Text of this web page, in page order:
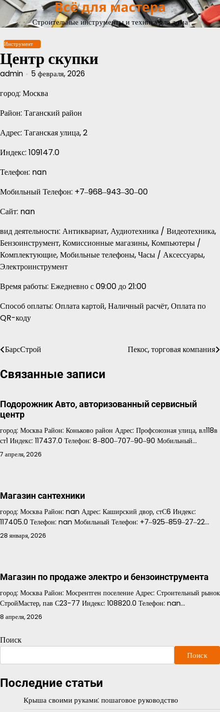
Перейти
содержимому
Всё для мастера
Строительные инструменты и техника для дома
Инструмент
Центр скупки
admin 5 февраля, 2026
город: Москва
Район: Таганский район
Адрес: Таганская улица, 2
Индекс: 109147.0
Телефон: nan
Мобильный Телефон: +7‒968‒943‒30‒00
Сайт: nan
вид деятельности: Антиквариат, Аудиотехника / Видеотехника,
Бензоинструмент, Комиссионные магазины, Компьютеры /
Комплектующие, Мобильные телефоны, Часы / Аксессуары,
Электроинструмент
Время работы: Ежедневно с 09:00 до 21:00
Способ оплаты: Оплата картой, Наличный расчёт, Оплата по
QR-коду
Навигация
по
БарсСтрой Пекос, торговая компания
Связанные записи
Подорожник Авто, авторизованный сервисный
центр
город: Москва Район: Коньково район Адрес: Профсоюзная улица, вл118в
ст1 Индекс: 117437.0 Телефон: 8‒800‒707‒90‒90 Мобильный…
7 апреля, 2026
Магазин сантехники
город: Москва Район: nan Адрес: Каширский двор, стС6 Индекс:
117405.0 Телефон: nan Мобильный Телефон: +7‒925‒859‒27‒22…
28 января, 2026
Магазин по продаже электро и бензоинструмента
город: Москва Район: Мосрентген поселение Адрес: Строительный рынок
СтройМастер, пав С23-77 Индекс: 108820.0 Телефон: nan…
8 апреля, 2026
Поиск
Поиск
Последние статьи
Крыша своими руками: пошаговое руководство